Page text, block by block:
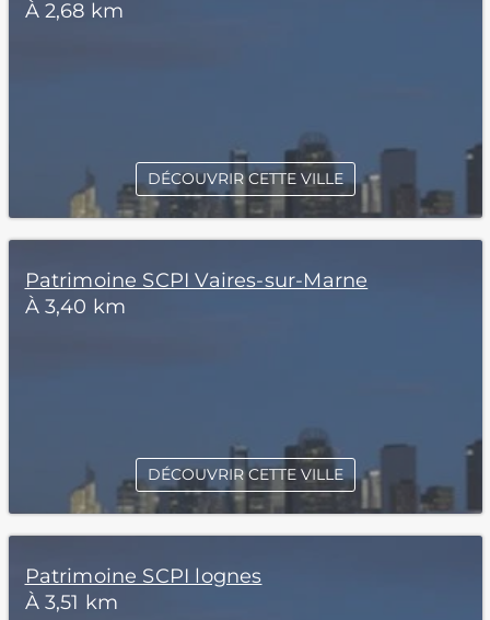
À 2,68 km
DÉCOUVRIR CETTE VILLE
Patrimoine SCPI Vaires-sur-Marne
À 3,40 km
DÉCOUVRIR CETTE VILLE
Patrimoine SCPI lognes
À 3,51 km